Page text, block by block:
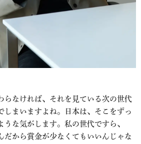
らなければ、それを見ている次の世代
しまいますよね。日本は、そこをずっ
うな気がします。私の世代ですら、
だから賞金が少なくてもいいんじゃな